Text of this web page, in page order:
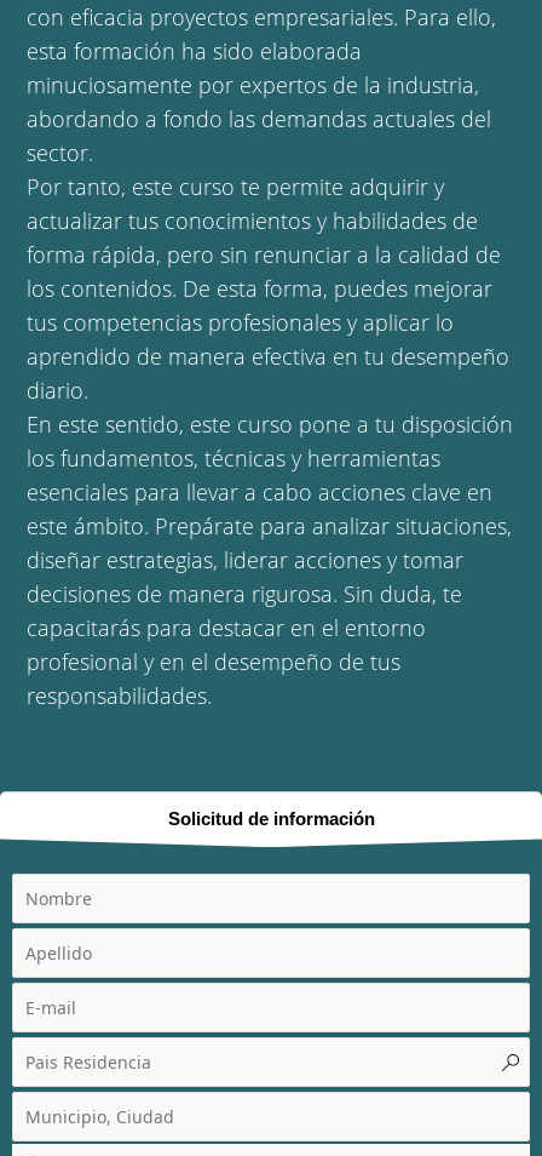
con eficacia proyectos empresariales. Para ello,
esta formación ha sido elaborada
minuciosamente por expertos de la industria,
abordando a fondo las demandas actuales del
sector.
Por tanto, este curso te permite adquirir y
actualizar tus conocimientos y habilidades de
forma rápida, pero sin renunciar a la calidad de
los contenidos. De esta forma, puedes mejorar
tus competencias profesionales y aplicar lo
aprendido de manera efectiva en tu desempeño
diario.
En este sentido, este curso pone a tu disposición
los fundamentos, técnicas y herramientas
esenciales para llevar a cabo acciones clave en
este ámbito. Prepárate para analizar situaciones,
diseñar estrategias, liderar acciones y tomar
decisiones de manera rigurosa. Sin duda, te
capacitarás para destacar en el entorno
profesional y en el desempeño de tus
responsabilidades.
Solicitud de información